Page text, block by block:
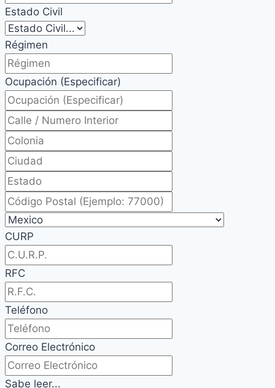
Estado Civil
Régimen
Ocupación (Especificar)
CURP
RFC
Teléfono
Correo Electrónico
Sabe leer...